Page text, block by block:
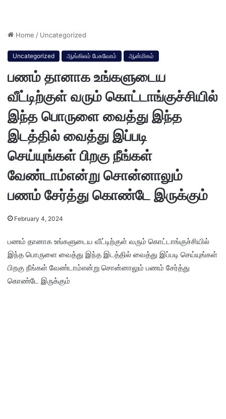
Home / Uncategorized
Uncategorized ஆங்கிலம் பேசுவோம் ஆன்மிகம்
பணம் தானாக உங்களுடைய
வீட்டிற்குள் வரும் கொட்டாங்குச்சியில்
இந்த பொருளை வைத்து இந்த
இடத்தில் வைத்து இப்படி
செய்யுங்கள் பிறகு நீங்கள்
வேண்டாம்என்று சொன்னாலும்
பணம் சேர்த்து கொண்டே இருக்கும்
February 4, 2024
பணம் தானாக உங்களுடைய வீட்டிற்குள் வரும் கொட்டாங்குச்சியில்
இந்த பொருளை வைத்து இந்த இடத்தில் வைத்து இப்படி செய்யுங்கள்
பிறகு நீங்கள் வேண்டாம்என்று சொன்னாலும் பணம் சேர்த்து
கொண்டே இருக்கும்